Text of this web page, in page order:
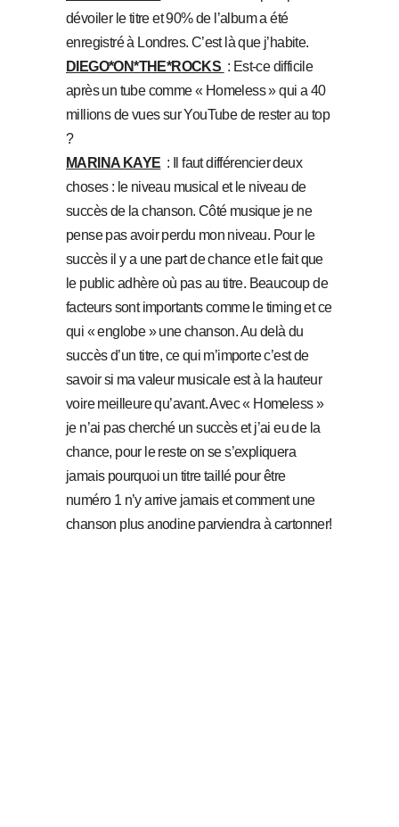
dévoiler le titre et 90% de l’album a été
enregistré à Londres. C’est là que j’habite.
DIEGO*ON*THE*ROCKS : Est-ce difficile
après un tube comme « Homeless » qui a 40
millions de vues sur YouTube de rester au top
?
MARINA KAYE : Il faut différencier deux
choses : le niveau musical et le niveau de
succès de la chanson. Côté musique je ne
pense pas avoir perdu mon niveau. Pour le
succès il y a une part de chance et le fait que
le public adhère où pas au titre. Beaucoup de
facteurs sont importants comme le timing et ce
qui « englobe » une chanson. Au delà du
succès d’un titre, ce qui m’importe c’est de
savoir si ma valeur musicale est à la hauteur
voire meilleure qu’avant. Avec « Homeless »
je n’ai pas cherché un succès et j’ai eu de la
chance, pour le reste on se s’expliquera
jamais pourquoi un titre taillé pour être
numéro 1 n’y arrive jamais et comment une
chanson plus anodine parviendra à cartonner!